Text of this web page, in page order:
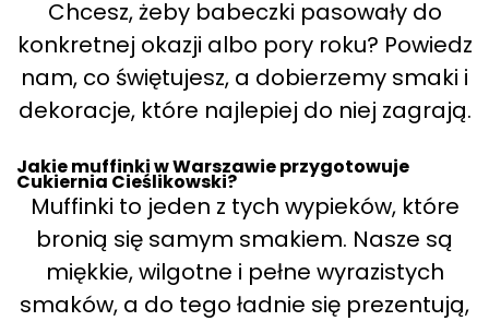
Chcesz, żeby babeczki pasowały do
konkretnej okazji albo pory roku? Powiedz
nam, co świętujesz, a dobierzemy smaki i
dekoracje, które najlepiej do niej zagrają.
Jakie muffinki w Warszawie przygotowuje
Cukiernia Cieślikowski?
Muffinki to jeden z tych wypieków, które
bronią się samym smakiem. Nasze są
miękkie, wilgotne i pełne wyrazistych
smaków, a do tego ładnie się prezentują,